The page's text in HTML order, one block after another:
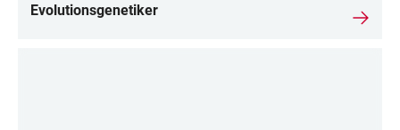
Evolutionsgenetiker